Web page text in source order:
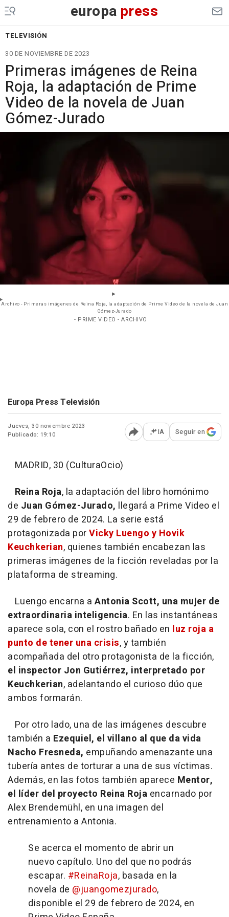
europa press
TELEVISIÓN
30 DE NOVIEMBRE DE 2023
Primeras imágenes de Reina
Roja, la adaptación de Prime
Video de la novela de Juan
Gómez-Jurado
Archivo - Primeras imágenes de Reina Roja, la adaptación de Prime Video de la novela de Juan
Gómez-Jurado
- PRIME VIDEO - ARCHIVO
Europa Press Televisión
Jueves, 30 noviembre 2023
Publicado: 19:10
Abrir opciones para
IA Seguir en
MADRID, 30 (CulturaOcio)
Reina Roja, la adaptación del libro homónimo
de Juan Gómez-Jurado, llegará a Prime Video el
29 de febrero de 2024. La serie está
protagonizada porVicky Luengo y Hovik
Keuchkerian, quienes también encabezan las
primeras imágenes de la ficción reveladas por la
plataforma de streaming.
Luengo encarna a Antonia Scott, una mujer de
extraordinaria inteligencia. En las instantáneas
aparece sola, con el rostro bañado en luz roja a
punto de tener una crisis, y también
acompañada del otro protagonista de la ficción,
el inspector Jon Gutiérrez, interpretado por
Keuchkerian, adelantando el curioso dúo que
ambos formarán.
Por otro lado, una de las imágenes descubre
también a Ezequiel, el villano al que da vida
Nacho Fresneda, empuñando amenazante una
tubería antes de torturar a una de sus víctimas.
Además, en las fotos también aparece Mentor,
el líder del proyecto Reina Roja encarnado por
Alex Brendemühl, en una imagen del
entrenamiento a Antonia.
Se acerca el momento de abrir un
nuevo capítulo. Uno del que no podrás
escapar. #ReinaRoja, basada en la
novela de @juangomezjurado,
disponible el 29 de febrero de 2024, en